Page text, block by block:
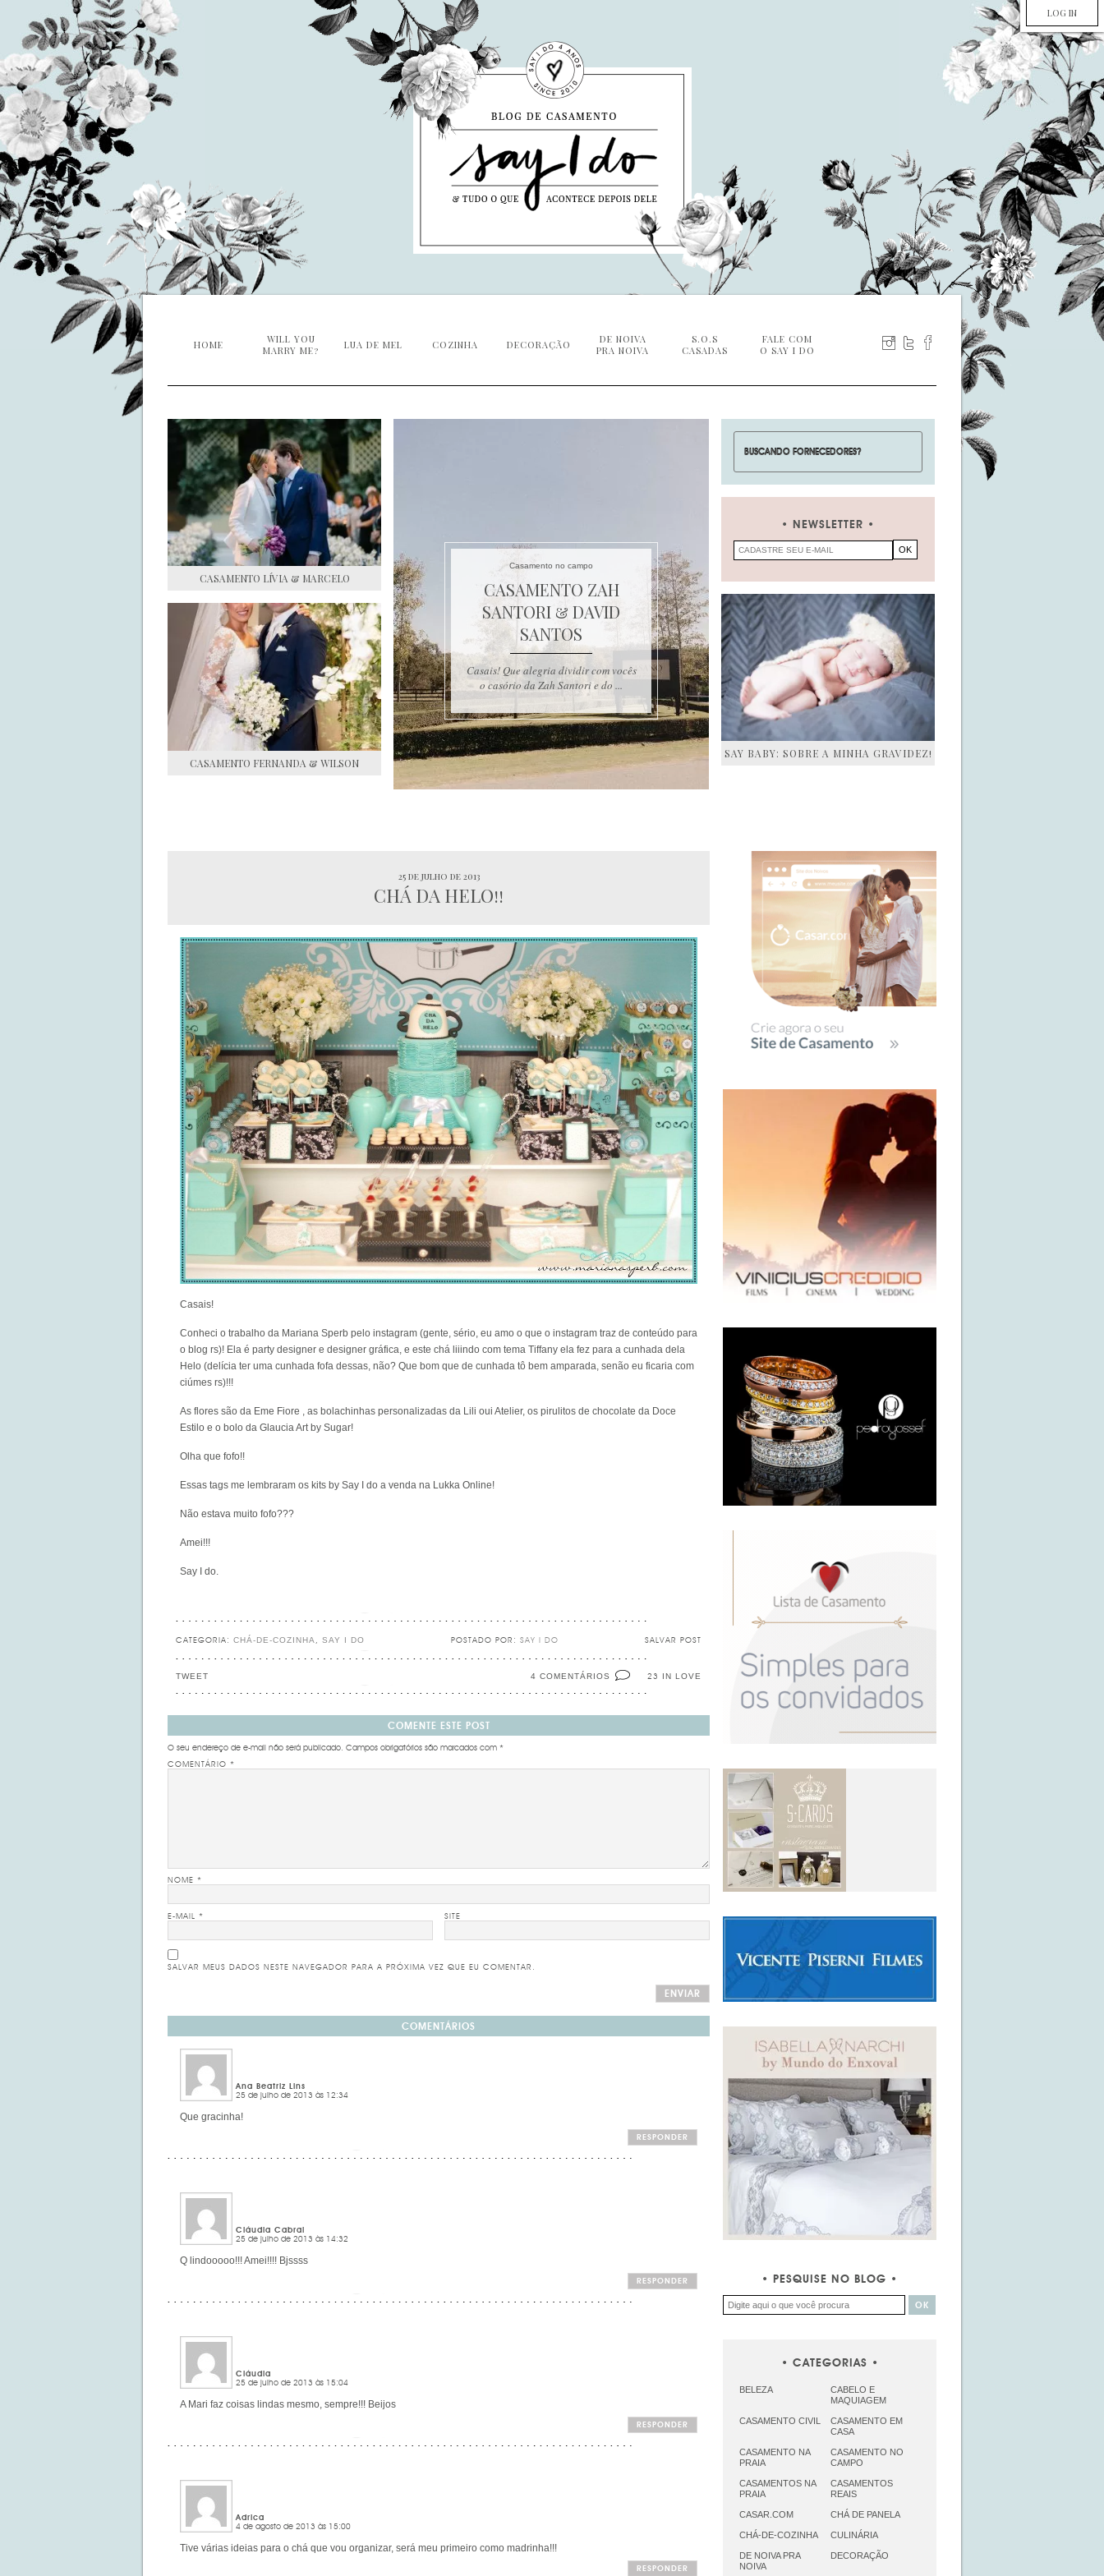
LOG IN
HOME
WILL YOU
MARRY ME?
LUA DE MEL COZINHA DECORAÇÃO
DE NOIVA
PRA NOIVA
S.O.S
CASADAS
FALE COM
O SAY I DO
CASAMENTO LÍVIA & MARCELO
CASAMENTO FERNANDA & WILSON
Casamento no campo
CASAMENTO ZAH
SANTORI & DAVID
SANTOS
Casais! Que alegria dividir com vocês
o casório da Zah Santori e do ...
NEWSLETTER
SAY BABY: SOBRE A MINHA GRAVIDEZ!
25 de julho de 2013
CHÁ DA HELO!!
Casais!
Conheci o trabalho da Mariana Sperb pelo instagram (gente, sério, eu amo o que o instagram traz de conteúdo para
o blog rs)! Ela é party designer e designer gráfica, e este chá liiindo com tema Tiffany ela fez para a cunhada dela
Helo (delícia ter uma cunhada fofa dessas, não? Que bom que de cunhada tô bem amparada, senão eu ficaria com
ciúmes rs)!!!
As flores são da Eme Fiore , as bolachinhas personalizadas da Lili oui Atelier, os pirulitos de chocolate da Doce
Estilo e o bolo da Glaucia Art by Sugar!
Olha que fofo!!
Essas tags me lembraram os kits by Say I do a venda na Lukka Online!
Não estava muito fofo???
Amei!!!
Say I do.
CATEGORIA: CHÁ-DE-COZINHA , SAY I DO SALVAR POST
POSTADO POR: SAY I DO
23 IN LOVE
4 COMENTÁRIOS
TWEET
COMENTE ESTE POST
O seu endereço de e-mail não será publicado. Campos obrigatórios são marcados com *
COMENTÁRIO *
NOME *
E-MAIL * SITE
SALVAR MEUS DADOS NESTE NAVEGADOR PARA A PRÓXIMA VEZ QUE EU COMENTAR.
COMENTÁRIOS
Ana Beatriz Lins
25 de julho de 2013 às 12:34
Que gracinha!
RESPONDER
Cláudia Cabral
25 de julho de 2013 às 14:32
Q lindooooo!!! Amei!!!! Bjssss
RESPONDER
Cláudia
25 de julho de 2013 às 15:04
A Mari faz coisas lindas mesmo, sempre!!! Beijos
RESPONDER
Adrica
4 de agosto de 2013 às 15:00
Tive várias ideias para o chá que vou organizar, será meu primeiro como madrinha!!!
RESPONDER
SIDEBAR
PESQUISE NO BLOG
CATEGORIAS
BELEZA
CABELO E
MAQUIAGEM
CASAMENTO CIVIL
CASAMENTO EM
CASA
CASAMENTO NA
PRAIA
CASAMENTO NO
CAMPO
CASAMENTOS NA
PRAIA
CASAMENTOS
REAIS
CASAR.COM CHÁ DE PANELA
CHÁ-DE-COZINHA CULINÁRIA
DE NOIVA PRA
NOIVA
DECORAÇÃO